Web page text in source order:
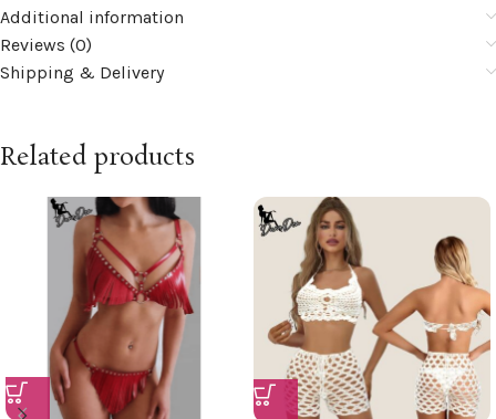
Additional information
Reviews (0)
Shipping & Delivery
Related products